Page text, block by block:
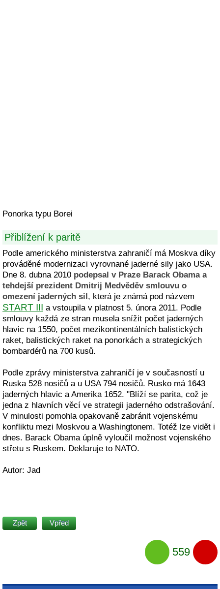
Ponorka typu Borei
Přiblížení k paritě
Podle amerického ministerstva zahraničí má Moskva díky
prováděné modernizaci vyrovnané jaderné sily jako USA.
Dne 8. dubna 2010 podepsal v Praze Barack Obama a
tehdejší prezident Dmitrij Medvěděv smlouvu o
omezení jaderných sil, která je známá pod názvem
START III a vstoupila v platnost 5. února 2011. Podle
smlouvy každá ze stran musela snížit počet jaderných
hlavic na 1550, počet mezikontinentálních balistických
raket, balistických raket na ponorkách a strategických
bombardérů na 700 kusů.
Podle zprávy ministerstva zahraničí je v současností u
Ruska 528 nosičů a u USA 794 nosičů. Rusko má 1643
jaderných hlavic a Amerika 1652. "Blíží se parita, což je
jedna z hlavních věcí ve strategii jaderného odstrašování.
V minulosti pomohla opakovaně zabránit vojenskému
konfliktu mezi Moskvou a Washingtonem. Totéž lze vidět i
dnes. Barack Obama úplně vyloučil možnost vojenského
střetu s Ruskem. Deklaruje to NATO.
Autor: Jad
Zpět Vpřed
559